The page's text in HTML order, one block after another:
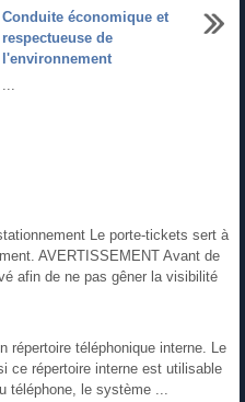
Conduite économique et
respectueuse de
l'environnement
...
Le porte-tickets sert à
AVERTISSEMENT Avant de
afin de ne pas gêner la visibilité
répertoire téléphonique interne. Le
ce répertoire interne est utilisable
téléphone, le système ...